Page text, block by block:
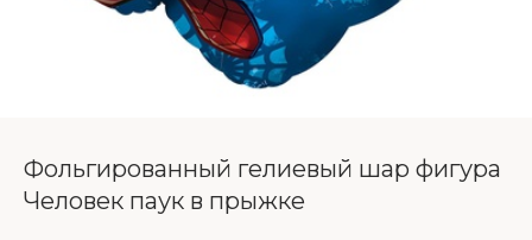
Фольгированный гелиевый шар фигура
Человек паук в прыжке